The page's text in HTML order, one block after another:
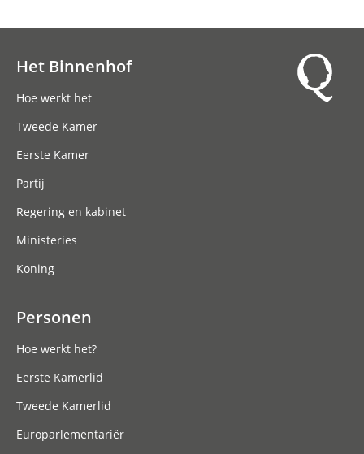
Het Binnenhof
Hoe werkt het
Tweede Kamer
Eerste Kamer
Partij
Regering en kabinet
Ministeries
Koning
Personen
Hoe werkt het?
Eerste Kamerlid
Tweede Kamerlid
Europarlementariër